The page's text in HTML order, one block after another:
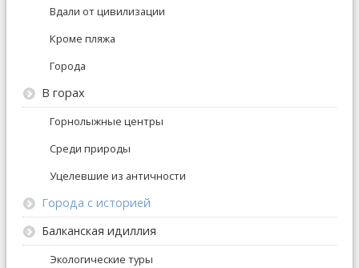
Вдали от цивилизации
Кроме пляжа
Города
В горах
Горнолыжные центры
Среди природы
Уцелевшие из античности
Города с историей
Балканская идиллия
Экологические туры